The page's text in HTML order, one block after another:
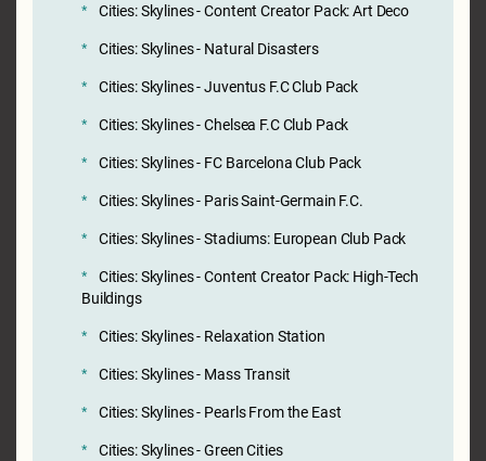
Cities: Skylines - Content Creator Pack: Art Deco
Cities: Skylines - Natural Disasters
Cities: Skylines - Juventus F.C Club Pack
Cities: Skylines - Chelsea F.C Club Pack
Cities: Skylines - FC Barcelona Club Pack
Cities: Skylines - Paris Saint-Germain F.C.
Cities: Skylines - Stadiums: European Club Pack
Cities: Skylines - Content Creator Pack: High-Tech
Buildings
Cities: Skylines - Relaxation Station
Cities: Skylines - Mass Transit
Cities: Skylines - Pearls From the East
Cities: Skylines - Green Cities